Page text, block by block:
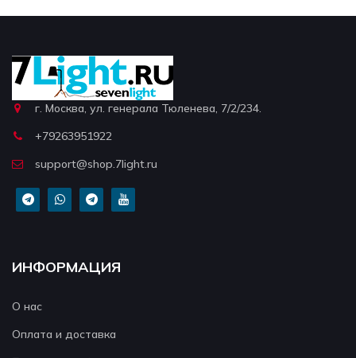
г. Москва, ул. генерала Тюленева, 7/2/234.
+79263951922
support@shop.7light.ru
ИНФОРМАЦИЯ
О нас
Оплата и доставка